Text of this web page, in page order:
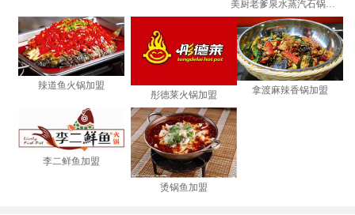
美厨老爹泉水蒸汽石锅鱼加盟
辣道鱼火锅加盟
彤德莱火锅加盟
拿渡麻辣香锅加盟
李二鲜鱼加盟
烫锅鱼加盟